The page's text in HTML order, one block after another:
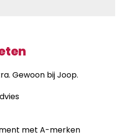
Gewoon bij Joop.
met A-merken